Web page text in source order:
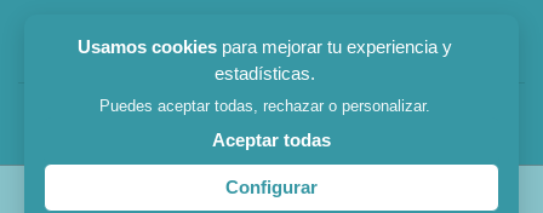
Usamos cookiespara mejorar tu experiencia y
estadísticas.
Puedes aceptar todas, rechazar o personalizar.
Aceptar todas
Configurar
Avís legal|Política privacitat|Política cookies